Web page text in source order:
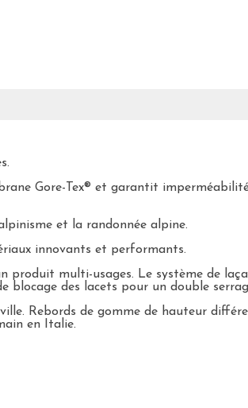
Gore-Tex® et garantit
et la randonnée alpine.
innovants et performants.
multi-usages. Le système de
blocage des lacets pour un double
Rebords de gomme de hauteur
en Italie.